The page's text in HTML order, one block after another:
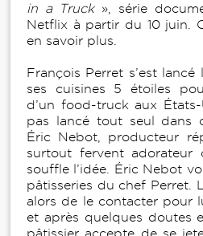
in a Truck», série
Netflix à partir du 10 juin.
en savoir plus.
François Perret s’est
ses cuisines 5 étoiles
d’un food-truck aux États-
pas lancé tout seul dans
Éric Nebot, producteur
surtout fervent adorateur
souffle l’idée. Éric Nebot
pâtisseries du chef Perret.
alors de le contacter pour
et après quelques doutes
pâtissier accepte de se